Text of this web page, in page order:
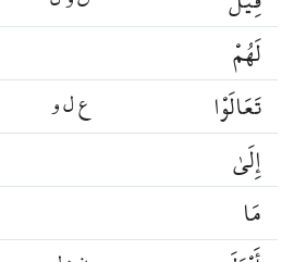
لَهُمْ
ع ل و
تَعَالَوْا
إِلَىٰ
مَا